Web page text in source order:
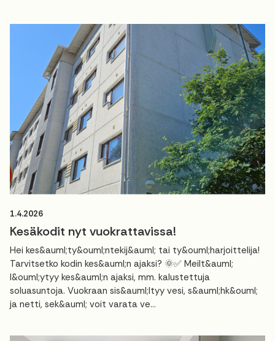
1.4.2026
Kesäkodit nyt vuokrattavissa!
Hei kes&auml;ty&ouml;ntekij&auml; tai ty&ouml;harjoittelija!
Tarvitsetko kodin kes&auml;n ajaksi? 🌞✅ Meilt&auml;
l&ouml;ytyy kes&auml;n ajaksi, mm. kalustettuja
soluasuntoja. Vuokraan sis&auml;ltyy vesi, s&auml;hk&ouml;
ja netti, sek&auml; voit varata ve...